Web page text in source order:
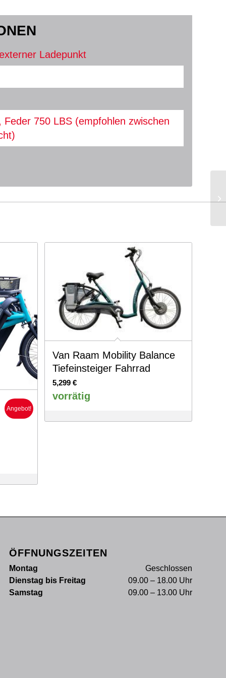
Ladepunkt
Feder 750 LBS (empfohlen zwischen
Angebot!
Van Raam Mobility Balance
Tiefeinsteiger Fahrrad
5,299 €
vorrätig
ÖFFNUNGSZEITEN
Montag
Geschlossen
Dienstag bis Freitag
09.00 – 18.00 Uhr
Samstag
09.00 – 13.00 Uhr